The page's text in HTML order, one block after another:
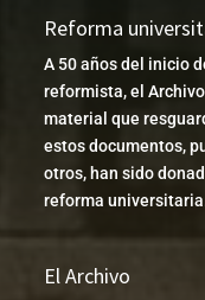
Reforma
A 50 años del inicio
reformista, el
material que
estos documentos,
otros, han sido
reforma
El Archivo